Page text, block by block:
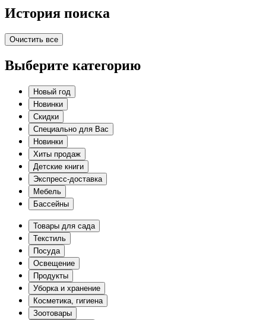
История поиска
Очистить все
Выберите категорию
Новый год
Новинки
Скидки
Специально для Вас
Новинки
Хиты продаж
Детские книги
Экспресс-доставка
Мебель
Бассейны
Товары для сада
Текстиль
Посуда
Освещение
Продукты
Уборка и хранение
Косметика, гигиена
Зоотовары